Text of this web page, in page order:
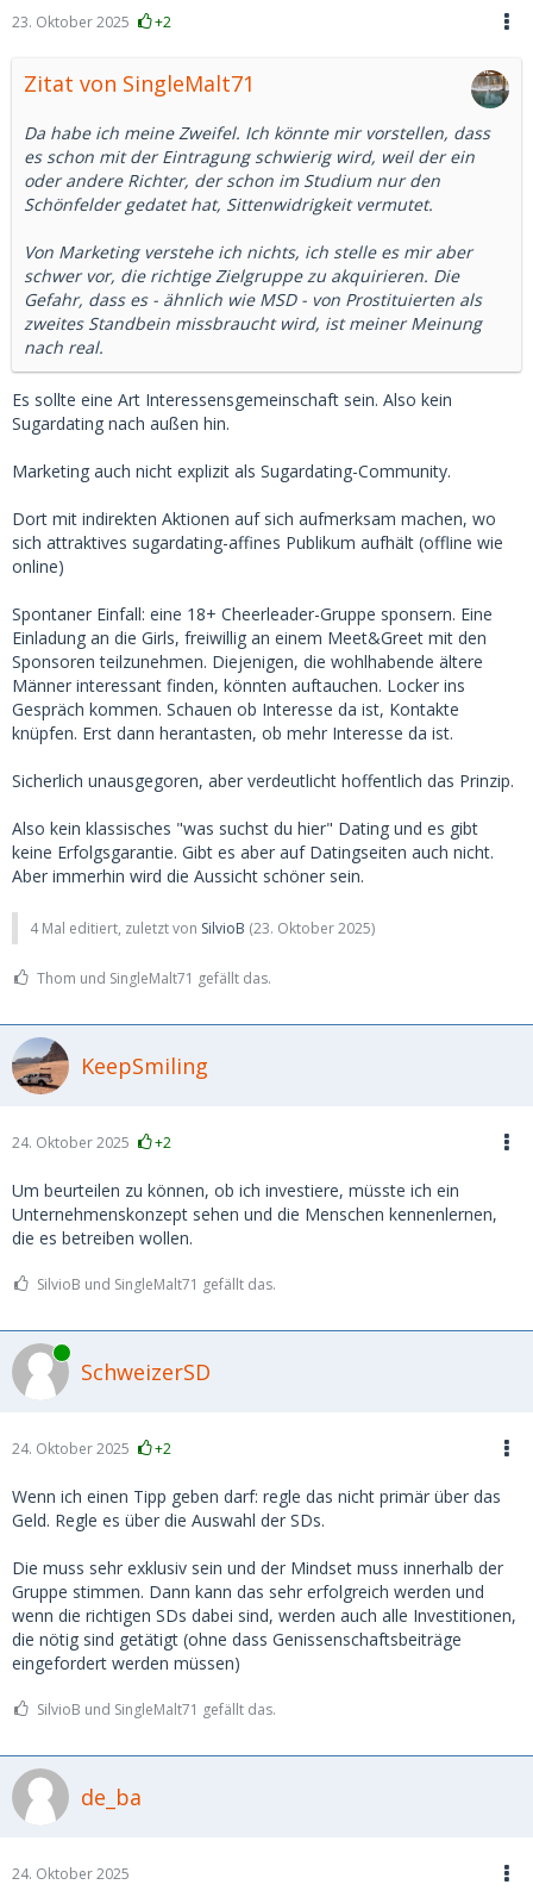
23. Oktober 2025 +2
Zitat von SingleMalt71
Da habe ich meine Zweifel. Ich könnte mir vorstellen, dass
es schon mit der Eintragung schwierig wird, weil der ein
oder andere Richter, der schon im Studium nur den
Schönfelder gedatet hat, Sittenwidrigkeit vermutet.
Von Marketing verstehe ich nichts, ich stelle es mir aber
schwer vor, die richtige Zielgruppe zu akquirieren. Die
Gefahr, dass es - ähnlich wie MSD - von Prostituierten als
zweites Standbein missbraucht wird, ist meiner Meinung
nach real.
Es sollte eine Art Interessensgemeinschaft sein. Also kein
Sugardating nach außen hin.
Marketing auch nicht explizit als Sugardating-Community.
Dort mit indirekten Aktionen auf sich aufmerksam machen, wo
sich attraktives sugardating-affines Publikum aufhält (offline wie
online)
Spontaner Einfall: eine 18+ Cheerleader-Gruppe sponsern. Eine
Einladung an die Girls, freiwillig an einem Meet&Greet mit den
Sponsoren teilzunehmen. Diejenigen, die wohlhabende ältere
Männer interessant finden, könnten auftauchen. Locker ins
Gespräch kommen. Schauen ob Interesse da ist, Kontakte
knüpfen. Erst dann herantasten, ob mehr Interesse da ist.
Sicherlich unausgegoren, aber verdeutlicht hoffentlich das Prinzip.
Also kein klassisches "was suchst du hier" Dating und es gibt
keine Erfolgsgarantie. Gibt es aber auf Datingseiten auch nicht.
Aber immerhin wird die Aussicht schöner sein.
4 Mal editiert, zuletzt von SilvioB (23. Oktober 2025)
Thom und SingleMalt71 gefällt das.
KeepSmiling
24. Oktober 2025 +2
Um beurteilen zu können, ob ich investiere, müsste ich ein
Unternehmenskonzept sehen und die Menschen kennenlernen,
die es betreiben wollen.
SilvioB und SingleMalt71 gefällt das.
Online
SchweizerSD
24. Oktober 2025 +2
Wenn ich einen Tipp geben darf: regle das nicht primär über das
Geld. Regle es über die Auswahl der SDs.
Die muss sehr exklusiv sein und der Mindset muss innerhalb der
Gruppe stimmen. Dann kann das sehr erfolgreich werden und
wenn die richtigen SDs dabei sind, werden auch alle Investitionen,
die nötig sind getätigt (ohne dass Genissenschaftsbeiträge
eingefordert werden müssen)
SilvioB und SingleMalt71 gefällt das.
de_ba
24. Oktober 2025